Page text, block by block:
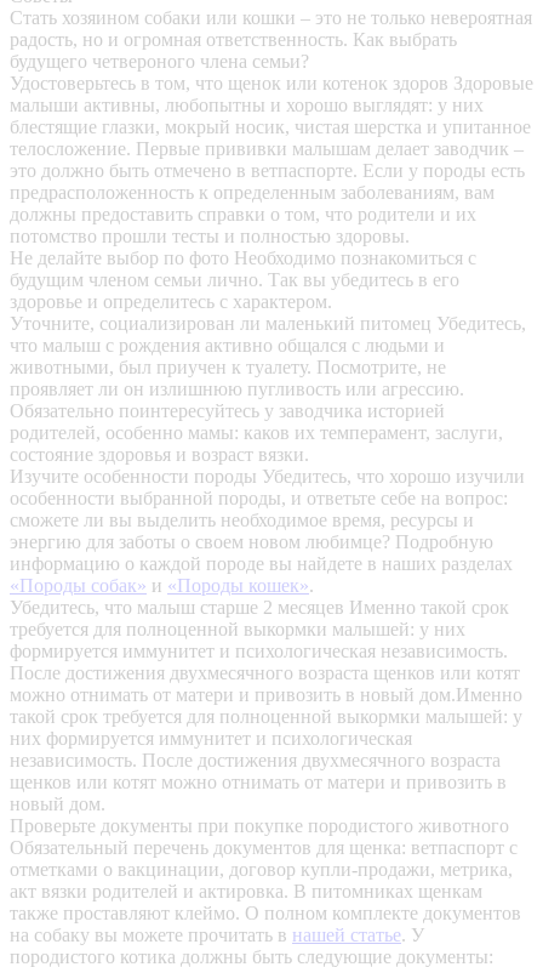
Стать хозяином собаки или кошки – это не только невероятная
радость, но и огромная ответственность. Как выбрать
будущего четвероного члена семьи?
Удостоверьтесь в том, что щенок или котенок здоров Здоровые
малыши активны, любопытны и хорошо выглядят: у них
блестящие глазки, мокрый носик, чистая шерстка и упитанное
телосложение. Первые прививки малышам делает заводчик –
это должно быть отмечено в ветпаспорте. Если у породы есть
предрасположенность к определенным заболеваниям, вам
должны предоставить справки о том, что родители и их
потомство прошли тесты и полностью здоровы.
Не делайте выбор по фото Необходимо познакомиться с
будущим членом семьи лично. Так вы убедитесь в его
здоровье и определитесь с характером.
Уточните, социализирован ли маленький питомец Убедитесь,
что малыш с рождения активно общался с людьми и
животными, был приучен к туалету. Посмотрите, не
проявляет ли он излишнюю пугливость или агрессию.
Обязательно поинтересуйтесь у заводчика историей
родителей, особенно мамы: каков их темперамент, заслуги,
состояние здоровья и возраст вязки.
Изучите особенности породы Убедитесь, что хорошо изучили
особенности выбранной породы, и ответьте себе на вопрос:
сможете ли вы выделить необходимое время, ресурсы и
энергию для заботы о своем новом любимце? Подробную
информацию о каждой породе вы найдете в наших разделах
«Породы собак» и «Породы кошек».
Убедитесь, что малыш старше 2 месяцев Именно такой срок
требуется для полноценной выкормки малышей: у них
формируется иммунитет и психологическая независимость.
После достижения двухмесячного возраста щенков или котят
можно отнимать от матери и привозить в новый дом.Именно
такой срок требуется для полноценной выкормки малышей: у
них формируется иммунитет и психологическая
независимость. После достижения двухмесячного возраста
щенков или котят можно отнимать от матери и привозить в
новый дом.
Проверьте документы при покупке породистого животного
Обязательный перечень документов для щенка: ветпаспорт с
отметками о вакцинации, договор купли-продажи, метрика,
акт вязки родителей и актировка. В питомниках щенкам
также проставляют клеймо. О полном комплекте документов
на собаку вы можете прочитать в нашей статье. У
породистого котика должны быть следующие документы: